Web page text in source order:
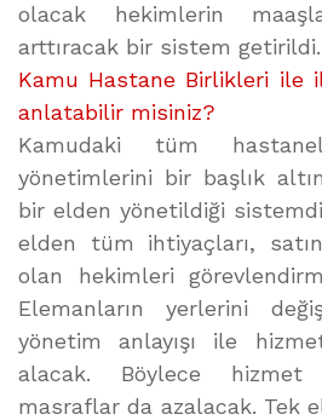
olacak hekimlerin
arttıracak bir sistem getirildi.
Kamu Hastane Birlikleri ile
anlatabilir misiniz?
Kamudaki tüm
yönetimlerini bir başlık
bir elden yönetildiği
elden tüm ihtiyaçları,
olan hekimleri
Elemanların yerlerini
yönetim anlayışı ile
alacak. Böylece hizmet
masraflar da azalacak. Tek